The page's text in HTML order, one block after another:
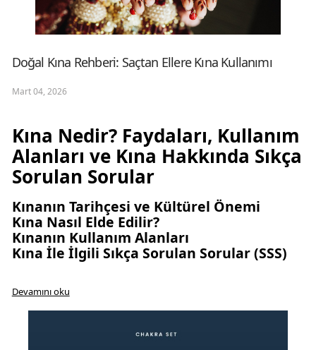
Doğal Kına Rehberi: Saçtan Ellere Kına Kullanımı
Mart 04, 2026
Kına Nedir? Faydaları, Kullanım
Alanları ve Kına Hakkında Sıkça
Sorulan Sorular
Kınanın Tarihçesi ve Kültürel Önemi
Kına Nasıl Elde Edilir?
Kınanın Kullanım Alanları
Kına İle İlgili Sıkça Sorulan Sorular (SSS)
Devamını oku